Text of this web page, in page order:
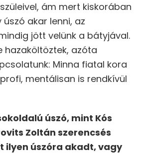
ám mert kiskorában
akar lenni, az
jött velünk a bátyjával.
hazaköltöztek, azóta
Minna fiatal kora
mentálisan is rendkívül
úszó, mint Kós
Zoltán szerencsés
ilyen úszóra akadt, vagy